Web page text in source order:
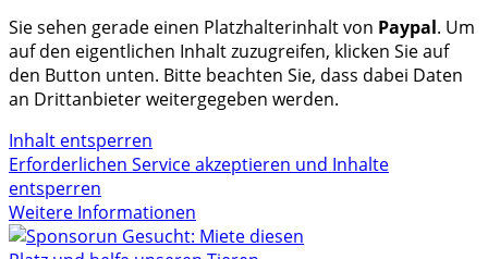
Sie sehen gerade einen Platzhalterinhalt von Paypal. Um
auf den eigentlichen Inhalt zuzugreifen, klicken Sie auf
den Button unten. Bitte beachten Sie, dass dabei Daten
an Drittanbieter weitergegeben werden.
Inhalt entsperren
Erforderlichen Service akzeptieren und Inhalte
entsperren
Weitere Informationen